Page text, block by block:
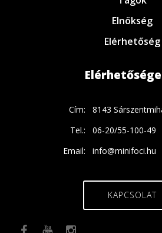
Elnökség
Elérhetőség
Cím:
8143
Tel.:
06-20/55-100-49
Email:
info@minifoci.hu
KAPCSOLAT